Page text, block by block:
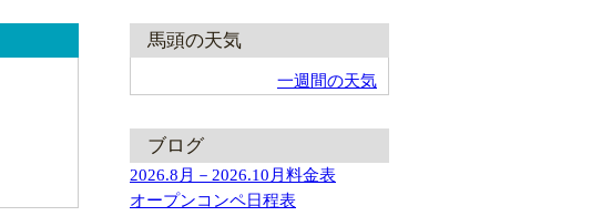
馬頭の天気
一週間の天気
ブログ
2026.8月－2026.10月料金表
オープンコンペ日程表